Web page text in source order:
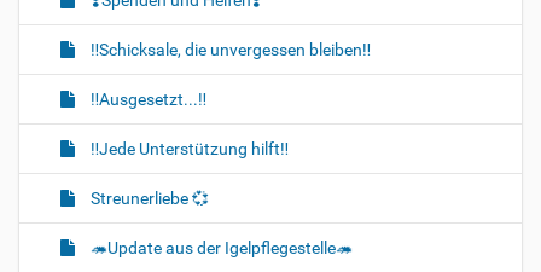
‼️Schicksale, die unvergessen bleiben‼️
‼️Ausgesetzt...‼️
‼️Jede Unterstützung hilft‼️
Streunerliebe 💞
🦔Update aus der Igelpflegestelle🦔